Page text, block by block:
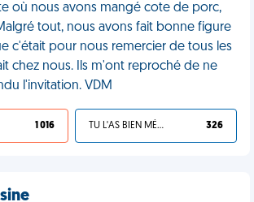
où nous avons mangé cote de porc,
tout, nous avons fait bonne figure
c'était pour nous remercier de tous les
chez nous. Ils m'ont reproché de ne
l'invitation. VDM
1 016 TU L'AS BIEN MÉRITÉ 326